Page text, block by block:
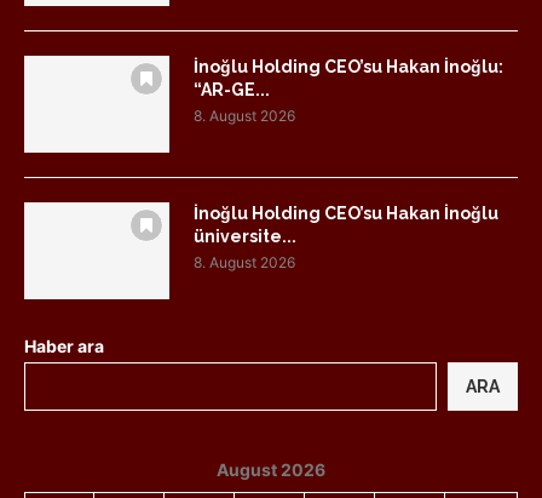
İnoğlu Holding CEO’su Hakan İnoğlu:
“AR-GE...
8. August 2026
İnoğlu Holding CEO’su Hakan İnoğlu
üniversite...
8. August 2026
Haber ara
ARA
August 2026